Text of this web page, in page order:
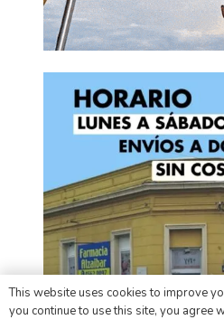
This website uses cookies to improve
you continue to use this site, you agree